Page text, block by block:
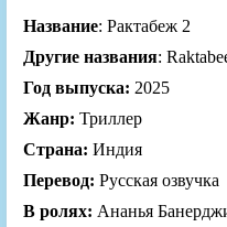
Название: Рактабеж 2
Другие названия:
Год выпуска: 2025
Жанр: Триллер
Страна: Индия
Перевод: Русская озвучка
В ролях: Ананья